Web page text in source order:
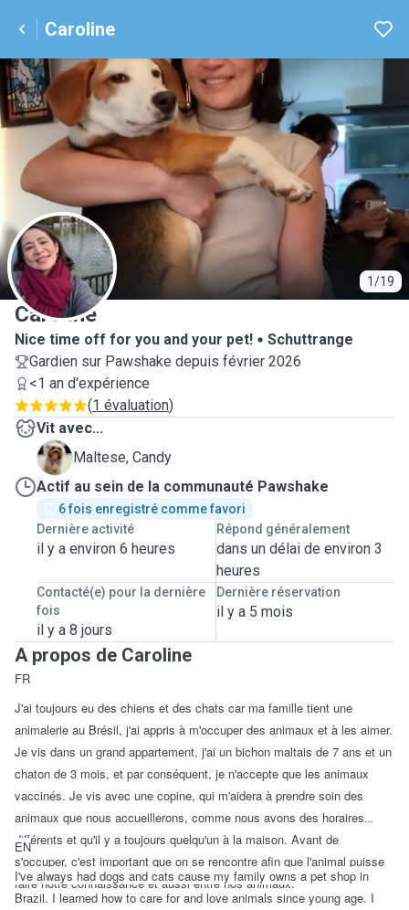
Caroline
1/19
C
Caroline
Nice time off for you and your pet!
Schuttrange
Gardien sur Pawshake depuis février 2026
<1 an d'expérience
(1 évaluation)
Vit avec...
C
Maltese, Candy
Actif au sein de la communauté Pawshake
6 fois enregistré comme favori
Dernière activité
il y a environ 6 heures
Répond généralement
dans un délai de environ 3
heures
Contacté(e) pour la dernière
fois
il y a 8 jours
Dernière réservation
il y a 5 mois
A propos de Caroline
FR
J'ai toujours eu des chiens et des chats car ma famille tient une
animalerie au Brésil, j'ai appris à m'occuper des animaux et à les aimer.
Je vis dans un grand appartement, j'ai un bichon maltais de 7 ans et un
chaton de 3 mois, et par conséquent, je n'accepte que les animaux
vaccinés. Je vis avec une copine, qui m'aidera à prendre soin des
animaux que nous accueillerons, comme nous avons des horaires
différents et qu'il y a toujours quelqu'un à la maison. Avant de
s'occuper, c'est important que on se rencontre afin que l'animal puisse
faire notre connaissance et aussi entre nos animaux.
EN
I've always had dogs and cats cause my family owns a pet shop in
Brazil. I learned how to care for and love animals since young age. I